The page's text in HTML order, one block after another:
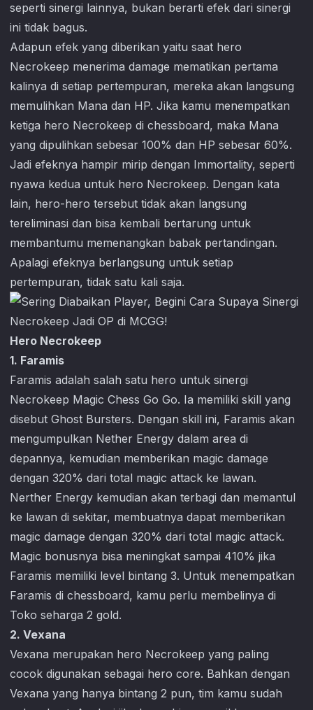
seperti sinergi lainnya, bukan berarti efek dari sinergi
ini tidak bagus.
Adapun efek yang diberikan yaitu saat hero
Necrokeep menerima damage mematikan pertama
kalinya di setiap pertempuran, mereka akan langsung
memulihkan Mana dan HP. Jika kamu menempatkan
ketiga hero Necrokeep di chessboard, maka Mana
yang dipulihkan sebesar 100% dan HP sebesar 60%.
Jadi efeknya hampir mirip dengan Immortality, seperti
nyawa kedua untuk hero Necrokeep. Dengan kata
lain, hero-hero tersebut tidak akan langsung
tereliminasi dan bisa kembali bertarung untuk
membantumu memenangkan babak pertandingan.
Apalagi efeknya berlangsung untuk setiap
pertempuran, tidak satu kali saja.
Hero Necrokeep
1. Faramis
Faramis adalah salah satu hero untuk sinergi
Necrokeep Magic Chess Go Go. Ia memiliki skill yang
disebut Ghost Bursters. Dengan skill ini, Faramis akan
mengumpulkan Nether Energy dalam area di
depannya, kemudian memberikan magic damage
dengan 320% dari total magic attack ke lawan.
Nerther Energy kemudian akan terbagi dan memantul
ke lawan di sekitar, membuatnya dapat memberikan
magic damage dengan 320% dari total magic attack.
Magic bonusnya bisa meningkat sampai 410% jika
Faramis memiliki level bintang 3. Untuk menempatkan
Faramis di chessboard, kamu perlu membelinya di
Toko seharga 2 gold.
2. Vexana
Vexana merupakan hero Necrokeep yang paling
cocok digunakan sebagai hero core. Bahkan dengan
Vexana yang hanya bintang 2 pun, tim kamu sudah